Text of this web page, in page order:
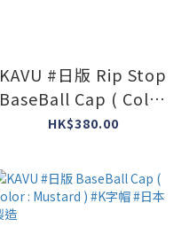
KAVU #日版 Rip Stop
BaseBall Cap ( Color
: Black ) #K字帽 #日
HK$380.00